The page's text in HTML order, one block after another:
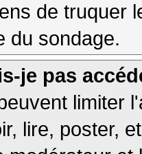
de truquer
du sondage.
je pas
limiter
lire, poster,